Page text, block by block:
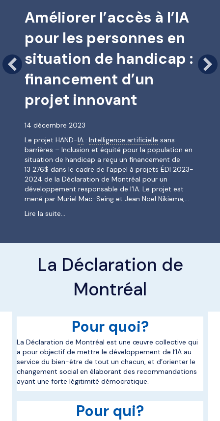
Améliorer l’accès à l’IA
pour les personnes en
situation de handicap :
financement d’un
projet innovant
14 décembre 2023
Le projet HAND-IA : Intelligence artificielle sans
barrières – Inclusion et équité pour la population en
situation de handicap a reçu un financement de
13 276$ dans le cadre de l’appel à projets ÉDI 2023-
2024 de la Déclaration de Montréal pour un
développement responsable de l’IA. Le projet est
mené par Muriel Mac-Seing et Jean Noel Nikiema,…
Lire la suite...
La Déclaration de
Montréal
Pour quoi?
La Déclaration de Montréal est une œuvre collective qui
a pour objectif de mettre le développement de l’IA au
service du bien-être de tout un chacun, et d’orienter le
changement social en élaborant des recommandations
ayant une forte légitimité démocratique.
Pour qui?